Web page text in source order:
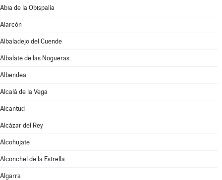
Abia de la Obispalía
Alarcón
Albaladejo del Cuende
Albalate de las Nogueras
Albendea
Alcalá de la Vega
Alcantud
Alcázar del Rey
Alcohujate
Alconchel de la Estrella
Algarra